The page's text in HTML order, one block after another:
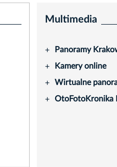
Multimedia
+ Panoramy
+ Kamery online
+ Wirtualne
+ OtoFotoKronika